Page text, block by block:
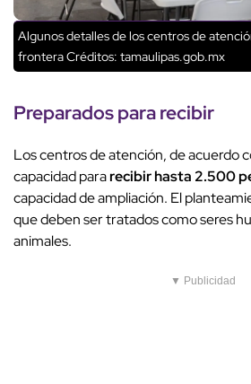
Algunos detalles de los centros de
fronteraCréditos: tamaulipas.gob.mx
Preparados para recibir
Los centros de atención, de acuerdo
capacidad pararecibir hasta 2.500
capacidad de ampliación. El
que deben ser tratados como seres
animales.
▼ Publicidad